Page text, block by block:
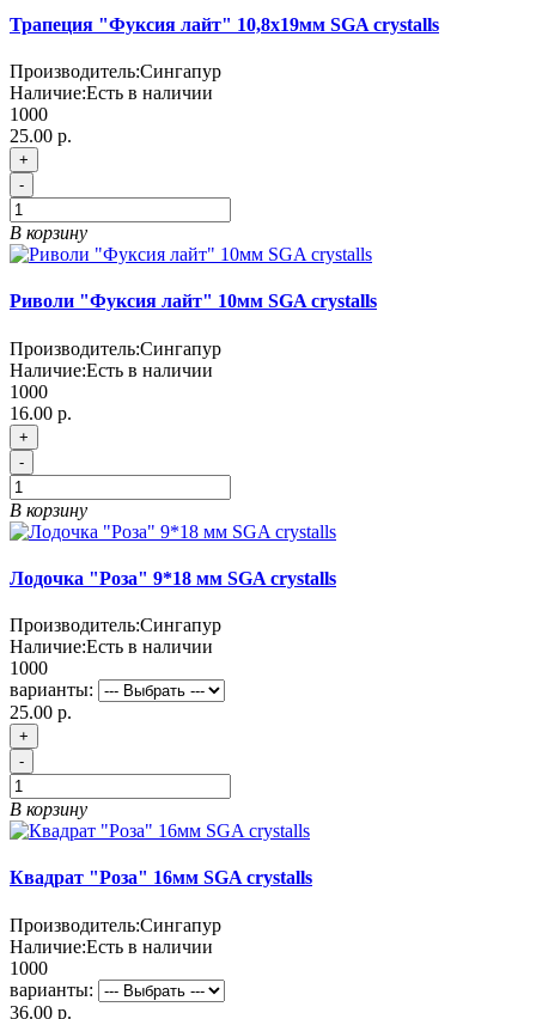
Трапеция "Фуксия лайт" 10,8х19мм SGA crystalls
Производитель:Сингапур
Наличие:Есть в наличии
1000
25.00 р.
+
-
В корзину
Риволи "Фуксия лайт" 10мм SGA crystalls
Производитель:Сингапур
Наличие:Есть в наличии
1000
16.00 р.
+
-
В корзину
Лодочка "Роза" 9*18 мм SGA crystalls
Производитель:Сингапур
Наличие:Есть в наличии
1000
варианты:
25.00 р.
+
-
В корзину
Квадрат "Роза" 16мм SGA crystalls
Производитель:Сингапур
Наличие:Есть в наличии
1000
варианты:
36.00 р.